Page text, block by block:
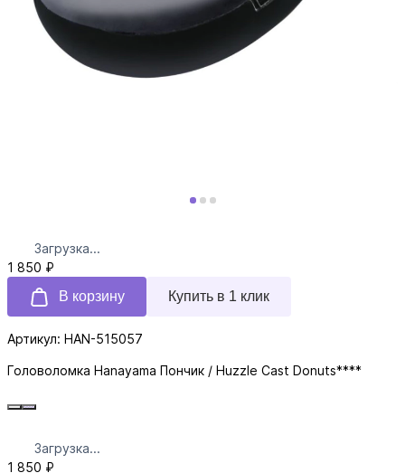
Загрузка...
1 850 ₽
В корзину
Купить в 1 клик
Артикул: HAN-515057
Головоломка Hanayama Пончик / Huzzle Cast Donuts****
Загрузка...
1 850 ₽